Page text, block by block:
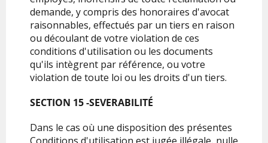
demande, y compris des honoraires d'avocat
raisonnables, effectués par un tiers en raison
ou découlant de votre violation de ces
conditions d'utilisation ou les documents
qu'ils intègrent par référence, ou votre
violation de toute loi ou les droits d'un tiers.
SECTION 15 -SEVERABILITÉ
Dans le cas où une disposition des présentes